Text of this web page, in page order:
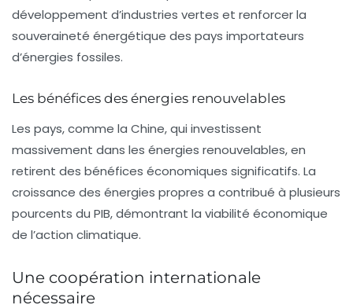
développement d’industries vertes et renforcer la
souveraineté énergétique des pays importateurs
d’énergies fossiles.
Les bénéfices des énergies renouvelables
Les pays, comme la Chine, qui investissent
massivement dans les énergies renouvelables, en
retirent des bénéfices économiques significatifs. La
croissance des énergies propres a contribué à plusieurs
pourcents du PIB, démontrant la viabilité économique
de l’action climatique.
Une coopération internationale
nécessaire